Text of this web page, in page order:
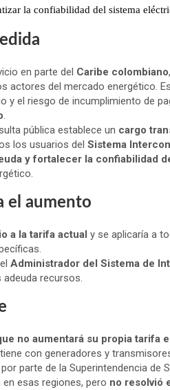
la confiabilidad del sistema
en parte del Caribe colombiano
actores del mercado energético.
y el riesgo de incumplimiento de
.
pública establece un cargo
los usuarios del Sistema
y fortalecer la confiabilidad
el aumento
a la tarifa actual y se aplicaría a
Administrador del Sistema de
recursos.
no aumentará su propia tarifa
con generadores y
parte de la Superintendencia de
esas regiones, pero no resolvió